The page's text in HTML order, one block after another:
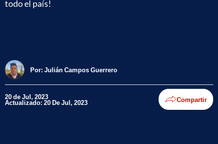
todo el país!
Por: Julián Campos Guerrero
20 de Jul, 2023
Actualizado: 20 De Jul, 2023 Compartir